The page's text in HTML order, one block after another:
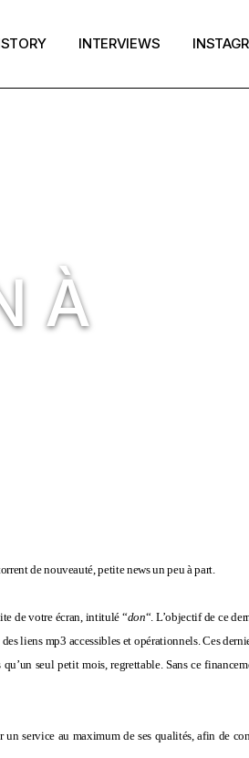
INTERVIEWS
À
de nouveauté, petite news un peu à part.
de votre écran, intitulé “don“. L’objectif de ce
liens mp3 accessibles et opérationnels. Ces
seul petit mois, regrettable. Sans ce
service au maximum de ses qualités, afin de